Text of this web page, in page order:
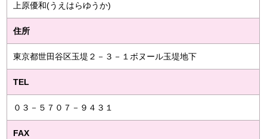
上原優和(うえはらゆうか)
住所
東京都世田谷区玉堤２－３－１ボヌール玉堤地下
TEL
０３－５７０７－９４３１
FAX